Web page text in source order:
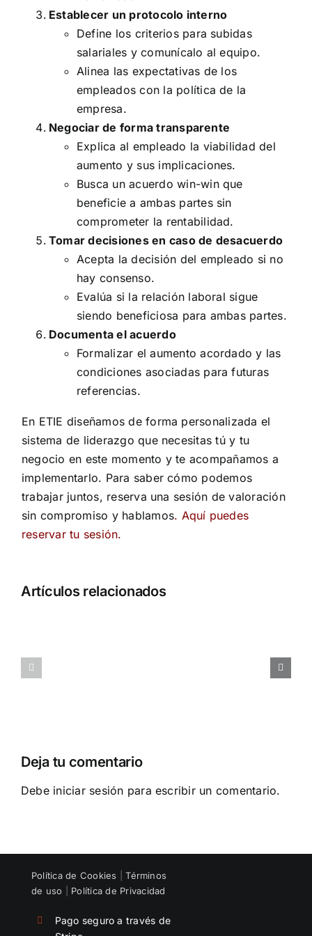
Establecer un protocolo interno
Define los criterios para subidas
salariales y comunícalo al equipo.
Alinea las expectativas de los
empleados con la política de la
empresa.
Negociar de forma transparente
Explica al empleado la viabilidad del
aumento y sus implicaciones.
Busca un acuerdo win-win que
beneficie a ambas partes sin
comprometer la rentabilidad.
Tomar decisiones en caso de desacuerdo
Acepta la decisión del empleado si no
hay consenso.
Evalúa si la relación laboral sigue
siendo beneficiosa para ambas partes.
Documenta el acuerdo
Formalizar el aumento acordado y las
condiciones asociadas para futuras
referencias.
En ETIE diseñamos de forma personalizada el
sistema de liderazgo que necesitas tú y tu
negocio en este momento y te acompañamos a
implementarlo. Para saber cómo podemos
trabajar juntos, reserva una sesión de valoración
sin compromiso y hablamos. Aquí puedes
reservar tu sesión.
Artículos relacionados
Cómo
gestionar
un
equipo
DEBE
SALIR
Deja tu comentario
Debe iniciar sesión para escribir un comentario.
Política de Cookies |Términos
de uso
Política de Privacidad
Pago seguro a través de